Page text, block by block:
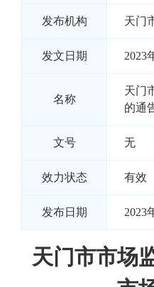
发布机构 天门
发文日期 2023
名称
天门
的通
文号 无
效力状态 有效
发布日期 2023
天门市市场